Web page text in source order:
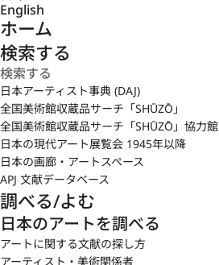
English
ホーム
検索する
日本アーティスト事典 (DAJ)
全国美術館収蔵品サーチ「SHŪZŌ」
全国美術館収蔵品サーチ「SHŪZŌ」協力館
日本の現代アート展覧会 1945年以降
日本の画廊・アートスペース
APJ 文献データベース
調べる/よむ
日本のアートを調べる
アートに関する文献の探し方
アーティスト・美術関係者